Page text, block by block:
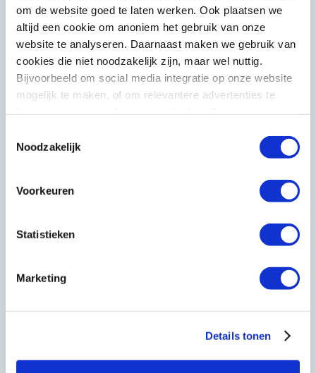
om de website goed te laten werken. Ook plaatsen we
altijd een cookie om anoniem het gebruik van onze
website te analyseren. Daarnaast maken we gebruik van
cookies die niet noodzakelijk zijn, maar wel nuttig.
Bijvoorbeeld om social media integratie op onze website
mogelijk te maken, of om relevantere advertenties te
informatie over.
Noodzakelijk
Voorkeuren
Statistieken
Marketing
Details tonen
Polteq Amersfoort
Telefoon
MEER INFORMATIE
MEER INFORMATIE